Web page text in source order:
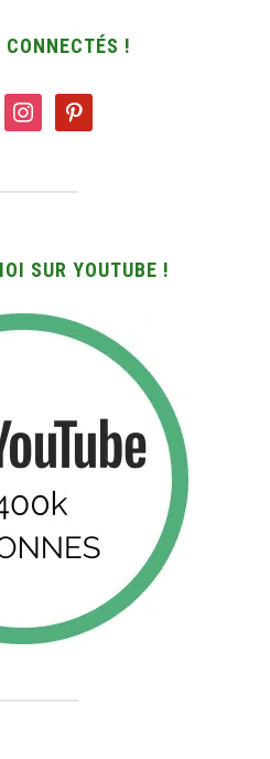
CONNECTÉS !
instagrampinterest
SUR YOUTUBE !